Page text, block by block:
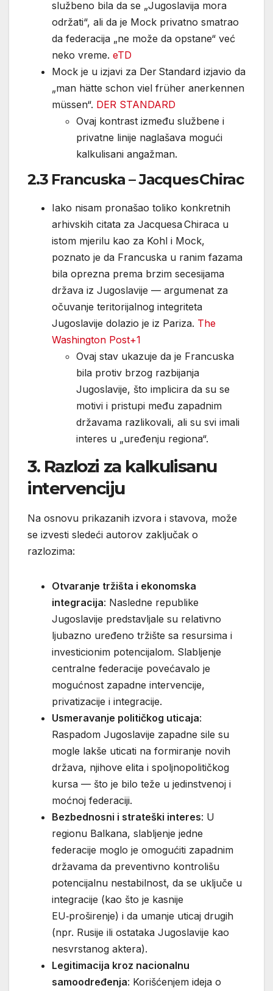
službeno bila da se „Jugoslavija mora
održati“, ali da je Mock privatno smatrao
da federacija „ne može da opstane“ već
neko vreme. eTD
Mock je u izjavi za Der Standard izjavio da
„man hätte schon viel früher anerkennen
müssen“. DER STANDARD
Ovaj kontrast između službene i
privatne linije naglašava mogući
kalkulisani angažman.
2.3 Francuska – Jacques Chirac
Iako nisam pronašao toliko konkretnih
arhivskih citata za Jacquesa Chiraca u
istom mjerilu kao za Kohl i Mock,
poznato je da Francuska u ranim fazama
bila oprezna prema brzim secesijama
država iz Jugoslavije — argumenat za
očuvanje teritorijalnog integriteta
Jugoslavije dolazio je iz Pariza. The
Washington Post+1
Ovaj stav ukazuje da je Francuska
bila protiv brzog razbijanja
Jugoslavije, što implicira da su se
motivi i pristupi među zapadnim
državama razlikovali, ali su svi imali
interes u „uređenju regiona“.
3. Razlozi za kalkulisanu
intervenciju
Na osnovu prikazanih izvora i stavova, može
se izvesti sledeći autorov zaključak o
razlozima:
Otvaranje tržišta i ekonomska
integracija: Nasledne republike
Jugoslavije predstavljale su relativno
ljubazno uređeno tržište sa resursima i
investicionim potencijalom. Slabljenje
centralne federacije povećavalo je
mogućnost zapadne intervencije,
privatizacije i integracije.
Usmeravanje političkog uticaja:
Raspadom Jugoslavije zapadne sile su
mogle lakše uticati na formiranje novih
država, njihove elita i spoljnopolitičkog
kursa — što je bilo teže u jedinstvenoj i
moćnoj federaciji.
Bezbednosni i strateški interes: U
regionu Balkana, slabljenje jedne
federacije moglo je omogućiti zapadnim
državama da preventivno kontrolišu
potencijalnu nestabilnost, da se uključe u
integracije (kao što je kasnije
EU‑proširenje) i da umanje uticaj drugih
(npr. Rusije ili ostataka Jugoslavije kao
nesvrstanog aktera).
Legitimacija kroz nacionalnu
samoodređenja: Korišćenjem ideja o